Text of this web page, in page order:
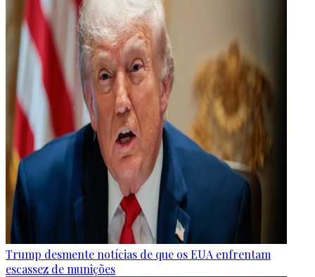
Trump desmente notícias de que os EUA enfrentam
escassez de munições